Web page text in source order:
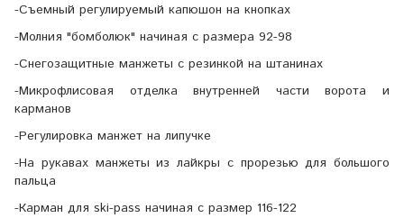
-Съемный регулируемый капюшон на кнопках
-Молния "бомболюк" начиная с размера 92-98
-Снегозащитные манжеты с резинкой на штанинах
-Микрофлисовая отделка внутренней части ворота и
карманов
-Регулировка манжет на липучке
-На рукавах манжеты из лайкры с прорезью для большого
пальца
-Карман для ski-pass начиная с размер 116-122